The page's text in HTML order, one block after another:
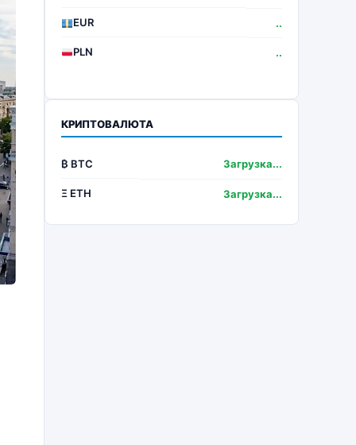
EUR ..
PLN ..
КРИПТОВАЛЮТА
₿ BTC Загрузка...
Ξ ETH Загрузка...